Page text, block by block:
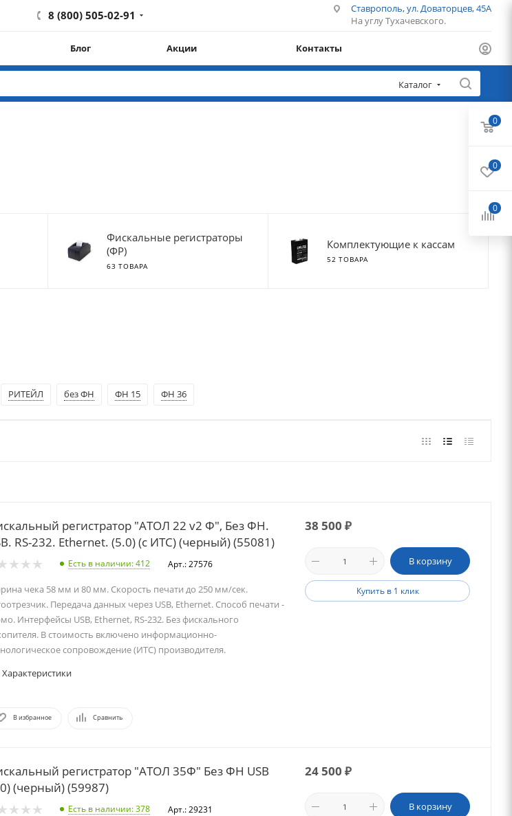
8 (800) 505-02-91
Ставрополь, ул. Доваторцев, 45А
На углу Тухачевского.
Блог Акции Контакты
Каталог
Фискальные регистраторы
(ФР)
63 ТОВАРА
Комплектующие к кассам
52 ТОВАРА
РИТЕЙЛ без ФН ФН 15 ФН 36
регистратор "АТОЛ 22 v2 Ф", Без ФН.
RS-232. Ethernet. (5.0) (с ИТС) (черный) (55081)
Есть в наличии: 412 Арт.: 27576
чека 58 мм и 80 мм. Скорость печати до 250 мм/сек.
Передача данных через USB, Ethernet. Способ печати -
Интерфейсы USB, Ethernet, RS-232. Без фискального
В стоимость включено информационно-
сопровождение (ИТС) производителя.
Характеристики
В избранное Сравнить
38 500 ₽
В корзину
Купить в 1 клик
регистратор "АТОЛ 35Ф" Без ФН USB
(черный) (59987)
Есть в наличии: 378 Арт.: 29231
24 500 ₽
В корзину
0
0
0